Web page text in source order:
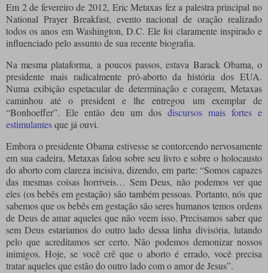
Em 2 de fevereiro de 2012, Eric Metaxas fez a palestra principal no
National Prayer Breakfast, evento nacional de oração realizado
todos os anos em Washington, D.C. Ele foi claramente inspirado e
influenciado pelo assunto de sua recente biografia.
Na mesma plataforma, a poucos passos, estava Barack Obama, o
presidente mais radicalmente pró-aborto da história dos EUA.
Numa exibição espetacular de determinação e coragem, Metaxas
caminhou até o president e lhe entregou um exemplar de
“Bonhoeffer”. Ele então deu um dos discursos mais fortes e
estimulantesque já ouvi.
Embora o presidente Obama estivesse se contorcendo nervosamente
em sua cadeira, Metaxas falou sobre seu livro e sobre o holocausto
do aborto com clareza incisiva, dizendo, em parte: “Somos capazes
das mesmas coisas horríveis… Sem Deus, não podemos ver que
eles (os bebês em gestação) são também pessoas. Portanto, nós que
sabemos que os bebês em gestação são seres humanos temos ordens
de Deus de amar aqueles que não veem isso. Precisamos saber que
sem Deus estaríamos do outro lado dessa linha divisória, lutando
pelo que acreditamos ser certo. Não podemos demonizar nossos
inimigos. Hoje, se você crê que o aborto é errado, você precisa
tratar aqueles que estão do outro lado com o amor de Jesus”.